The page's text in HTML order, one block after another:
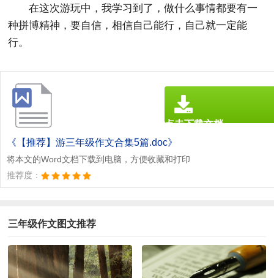
在这次游玩中，我学习到了，做什么事情都要有一
种拼博精神，要自信，相信自己能行，自己就一定能
行。
《【推荐】游三年级作文合集5篇.doc》
将本文的Word文档下载到电脑，方便收藏和打印
推荐度：
点击下载文档
文档为doc格式
三年级作文图文推荐